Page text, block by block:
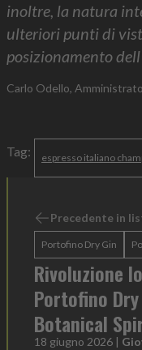
inoltre, la natura
ulteriori punti di
posizionamento
Carlo Odello,
Tag: espresso italiano
Precedente in
Portofino Dry Gin
Rivoluzione
Portofino
Botanical
18 giugno 2026 |